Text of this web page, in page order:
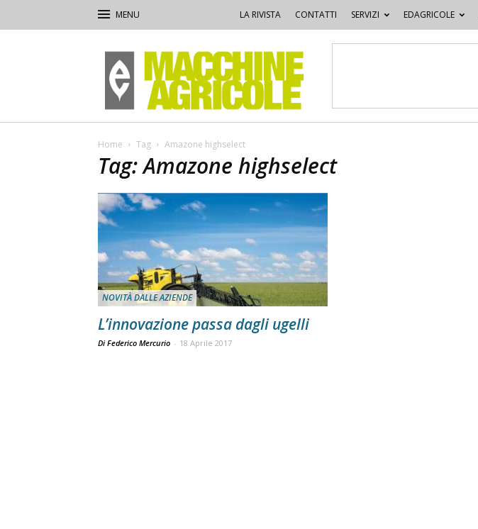
LA RIVISTA CONTATTI SERVIZI EDAGRICOLE
Macchine
Agricole
Home Tag Amazone highselect
Tag: Amazone highselect
NOVITÀ DALLE AZIENDE
L’innovazione passa dagli ugelli
Di Federico Mercurio - 18 Aprile 2017